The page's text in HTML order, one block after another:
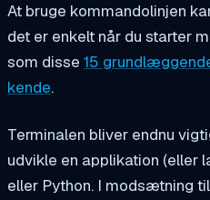
At bruge kommandolinjen
det er enkelt når du starter
som disse 15
kende.
Terminalen bliver endnu
udvikle en applikation (eller
eller Python. I modsætning